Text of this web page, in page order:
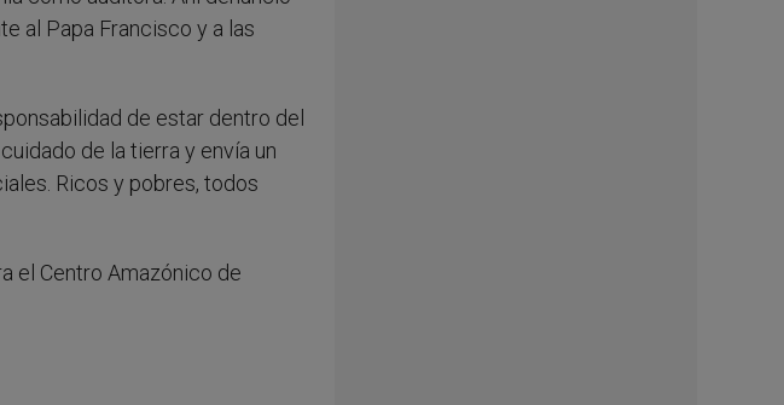
al Papa Francisco y a las
de estar dentro del
de la tierra y envía un
Ricos y pobres, todos
el Centro Amazónico de